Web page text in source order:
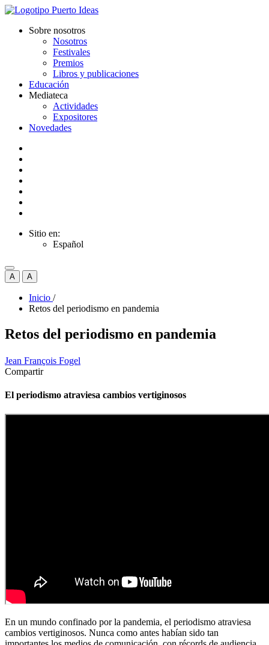
Sobre nosotros
Nosotros
Festivales
Premios
Libros y publicaciones
Educación
Mediateca
Actividades
Expositores
Novedades
Sitio en:
Español
A A
Inicio /
Retos del periodismo en pandemia
Retos del periodismo en pandemia
Jean François Fogel
Compartir
El periodismo atraviesa cambios vertiginosos
En un mundo confinado por la pandemia, el periodismo atraviesa
cambios vertiginosos. Nunca como antes habían sido tan